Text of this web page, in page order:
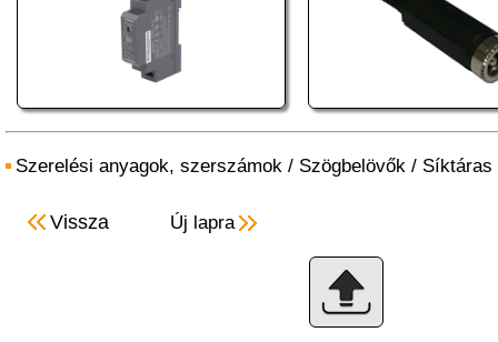
Szerelési anyagok, szerszámok / Szögbelövők / Síktáras
Vissza Új lapra